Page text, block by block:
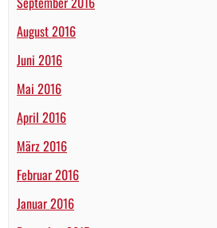
August 2016
Juni 2016
Mai 2016
April 2016
März 2016
Februar 2016
Januar 2016